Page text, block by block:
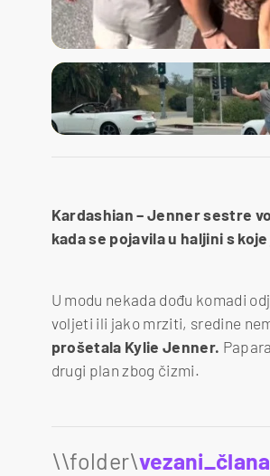
Kardashian – Jenner sestre
kada se pojavila u haljini s
U modu nekada dođu komadi
voljeti ili jako mrziti, sredine
prošetala Kylie Jenner.
drugi plan zbog čizmi.
\\folder\